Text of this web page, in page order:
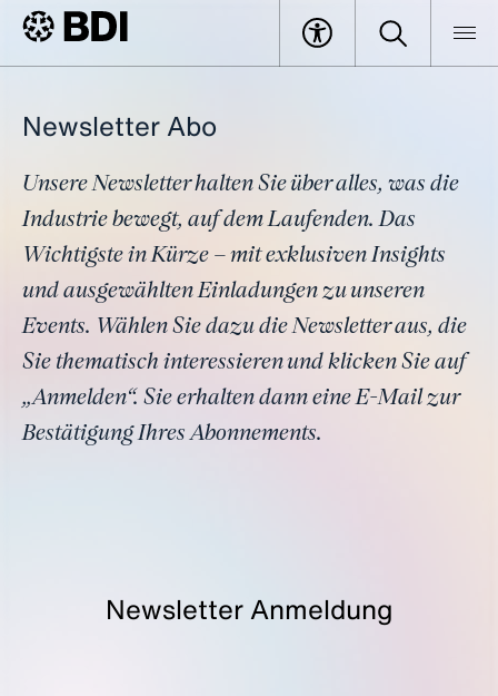
Newsletter Abo
Unsere Newsletter halten Sie über alles, was die
Industrie bewegt, auf dem Laufenden. Das
Wichtigste in Kürze – mit exklusiven Insights
und ausgewählten Einladungen zu unseren
Events. Wählen Sie dazu die Newsletter aus, die
Sie thematisch interessieren und klicken Sie auf
„Anmelden“. Sie erhalten dann eine E-Mail zur
Bestätigung Ihres Abonnements.
Newsletter Anmeldung